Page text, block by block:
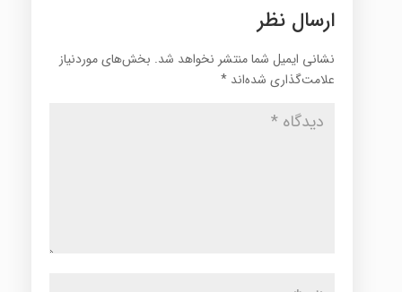
ارسال نظر
نشانی ایمیل شما منتشر نخواهد شد. بخش‌های موردنیاز
علامت‌گذاری شده‌اند *